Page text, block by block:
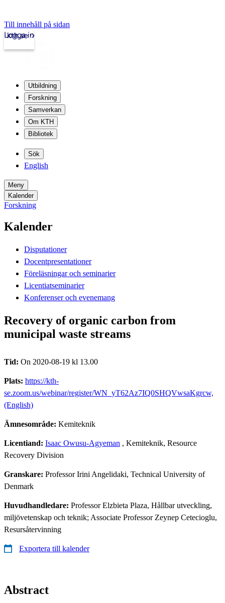
Till innehåll på sidan
kth.se
Logga in
Utbildning
Forskning
Samverkan
Om KTH
Bibliotek
Sök
English
Meny
Kalender
Forskning
Kalender
Disputationer
Docentpresentationer
Föreläsningar och seminarier
Licentiatseminarier
Konferenser och evenemang
Recovery of organic carbon from
municipal waste streams
Tid: On 2020-08-19 kl 13.00
Plats: https://kth-
se.zoom.us/webinar/register/WN_yT62Az7IQ0SHQVwsaKgrcw,
(English)
Ämnesområde: Kemiteknik
Licentiand: Isaac Owusu-Agyeman , Kemiteknik, Resource
Recovery Division
Granskare: Professor Irini Angelidaki, Technical University of
Denmark
Huvudhandledare: Professor Elzbieta Plaza, Hållbar utveckling,
miljövetenskap och teknik; Associate Professor Zeynep Cetecioglu,
Resursåtervinning
Exportera till kalender
Abstract